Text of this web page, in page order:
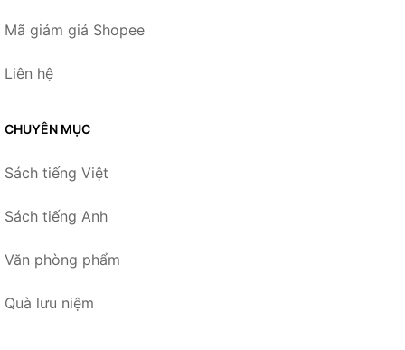
Mã giảm giá Shopee
Liên hệ
CHUYÊN MỤC
Sách tiếng Việt
Sách tiếng Anh
Văn phòng phẩm
Quà lưu niệm